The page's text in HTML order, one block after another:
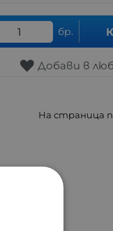
бр.
Добави в
На страница